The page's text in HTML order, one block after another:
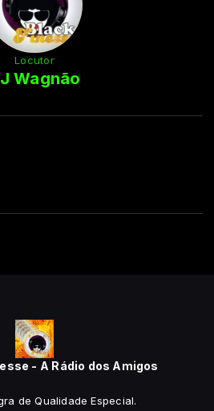
Locutor
Wagnão
- A Rádio dos Amigos
de Qualidade Especial.